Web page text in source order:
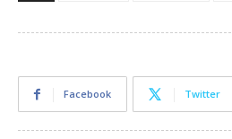
Facebook Twitter